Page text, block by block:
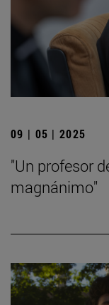
09 | 05 | 2025
"Un profesor
magnánimo"